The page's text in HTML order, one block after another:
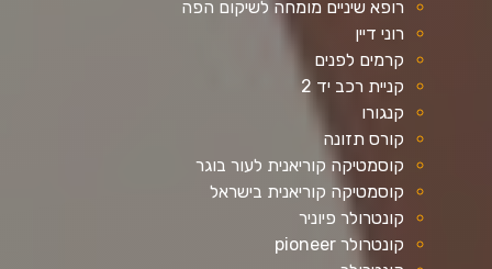
רופא שיניים מומחה לשיקום הפה
רוני דיין
קרמים לפנים
קניית רכב יד 2
קנגורו
קורס תזונה
קוסמטיקה קוריאנית לעור בוגר
קוסמטיקה קוריאנית בישראל
קונטרולר פיוניר
קונטרולר pioneer